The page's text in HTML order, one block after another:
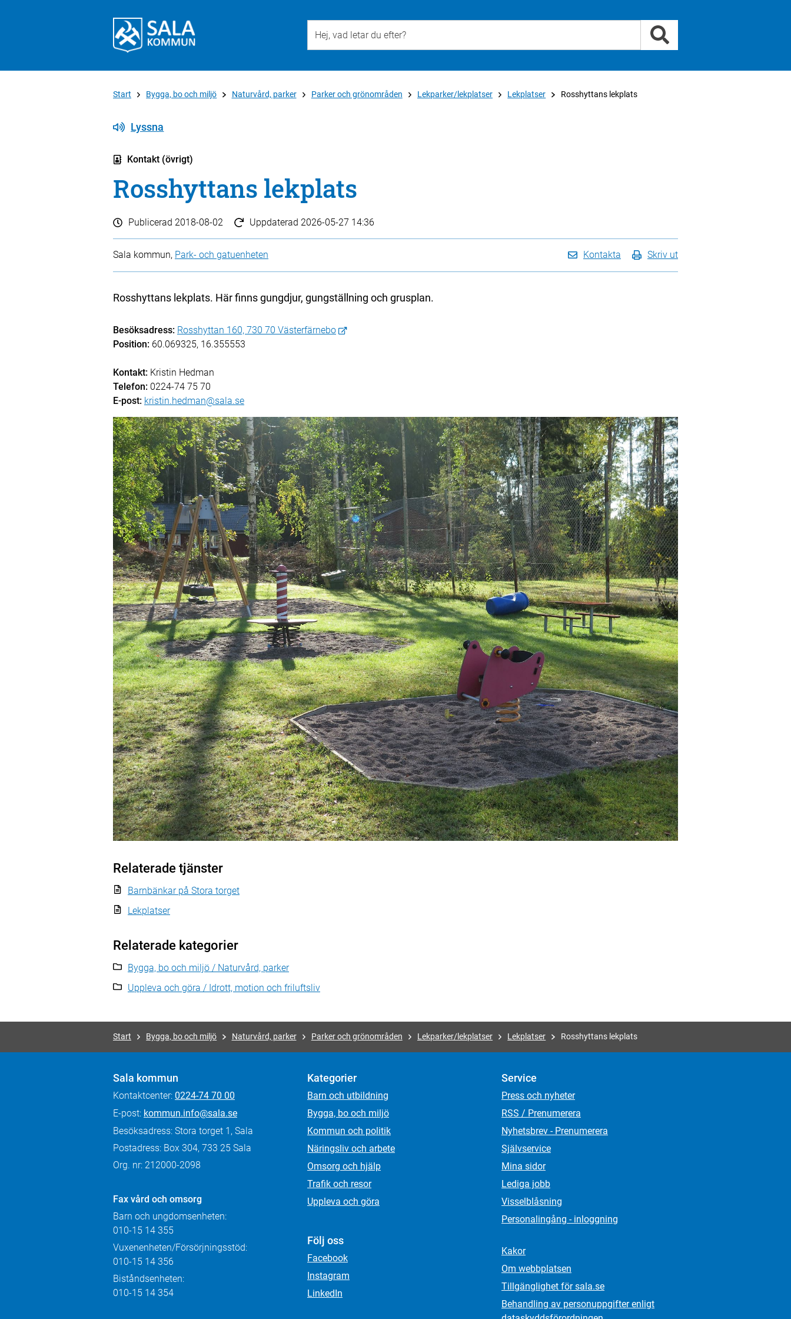
Start Bygga, bo och miljö Naturvård, parker Parker och grönområden Lekparker/lekplatser Lekplatser Rosshyttans lekplats
Lyssna
Kontakt (övrigt)
Rosshyttans lekplats
Publicerad 2018-08-02 Uppdaterad 2026-05-27 14:36
Sala kommun, Park- och gatuenheten Kontakta Skriv ut
Rosshyttans lekplats. Här finns gungdjur, gungställning och grusplan.
Besöksadress: Rosshyttan 160, 730 70 Västerfärnebo
Position: 60.069325, 16.355553
Kontakt: Kristin Hedman
Telefon: 0224-74 75 70
E-post: kristin.hedman@sala.se
Relaterade tjänster
Barnbänkar på Stora torget
Lekplatser
Relaterade kategorier
Bygga, bo och miljö / Naturvård, parker
Uppleva och göra / Idrott, motion och friluftsliv
Start Bygga, bo och miljö Naturvård, parker Parker och grönområden Lekparker/lekplatser Lekplatser Rosshyttans lekplats
Sala kommun
Kontaktcenter: 0224-74 70 00
E-post: kommun.info@sala.se
Besöksadress: Stora torget 1, Sala
Postadress: Box 304, 733 25 Sala
Org. nr: 212000-2098
Fax vård och omsorg
Barn och ungdomsenheten:
010-15 14 355
Vuxenenheten/Försörjningsstöd:
010-15 14 356
Biståndsenheten:
010-15 14 354
Kategorier
Barn och utbildning
Bygga, bo och miljö
Kommun och politik
Näringsliv och arbete
Omsorg och hjälp
Trafik och resor
Uppleva och göra
Följ oss
Facebook
Instagram
LinkedIn
Service
Press och nyheter
RSS / Prenumerera
Nyhetsbrev - Prenumerera
Självservice
Mina sidor
Lediga jobb
Visselblåsning
Personalingång - inloggning
Kakor
Om webbplatsen
Tillgänglighet för sala.se
Behandling av personuppgifter enligt